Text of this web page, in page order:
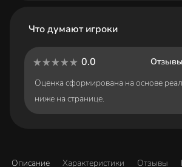
Что думают игроки
0.0
Оценка сформирована на основе
ниже на странице.
Описание Характеристики Отзывы